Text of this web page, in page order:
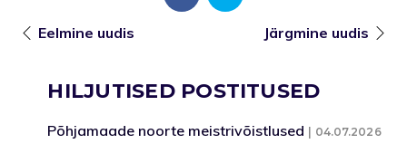
Eelmine uudis Järgmine uudis
HILJUTISED POSTITUSED
Põhjamaade noorte meistrivõistlused 04.07.2026